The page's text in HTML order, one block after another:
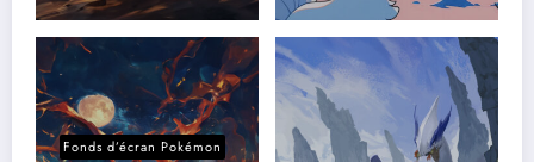
Fonds d’écran Pokémon